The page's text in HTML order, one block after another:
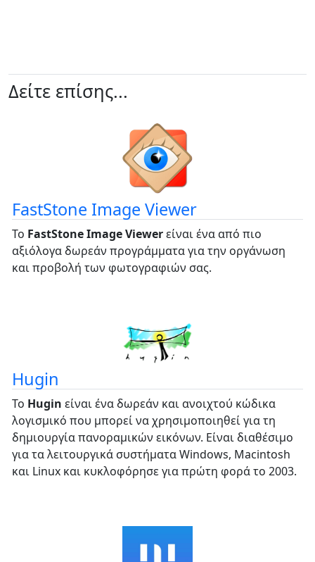
Δείτε επίσης...
FastStone Image Viewer
Το FastStone Image Viewerείναι ένα από πιο
αξιόλογα δωρεάν προγράμματα για την οργάνωση
και προβολή των φωτογραφιών σας.
Hugin
Το Hugin είναι ένα δωρεάν και ανοιχτού κώδικα
λογισμικό που μπορεί να χρησιμοποιηθεί για τη
δημιουργία πανοραμικών εικόνων. Είναι διαθέσιμο
για τα λειτουργικά συστήματα Windows, Macintosh
και Linux και κυκλοφόρησε για πρώτη φορά το 2003.